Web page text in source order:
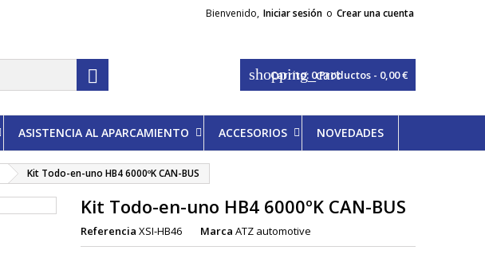
Bienvenido, Iniciar sesión o Crear una cuenta
shopping_cart
Carrito: 0Productos - 0,00 €

ASISTENCIA AL APARCAMIENTO ACCESORIOS NOVEDADES
Kit Todo-en-uno HB4 6000ºK CAN-BUS
Kit Todo-en-uno HB4 6000ºK CAN-BUS
Referencia XSI-HB46 Marca ATZ automotive